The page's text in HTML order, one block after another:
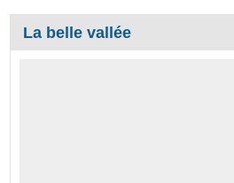
La belle vallée